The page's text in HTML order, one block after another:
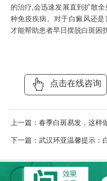
的治疗,会迅速发展直到扩散
种免疫疾病。对于白癜风还
才能帮助患者早日摆脱白斑困
点击在线咨询
上一篇： 春季白斑易发，这样
下一篇： 武汉环亚温馨提示：